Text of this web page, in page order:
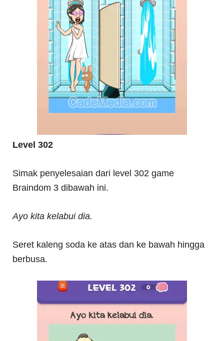
Level 302
Simak penyelesaian dari level 302 game
Braindom 3 dibawah ini.
Ayo kita kelabui dia.
Seret kaleng soda ke atas dan ke bawah hingga
berbusa.